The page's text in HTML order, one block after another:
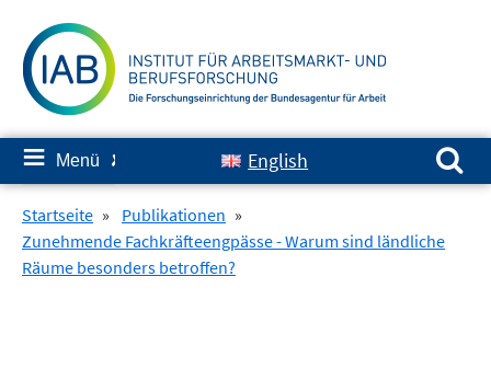
zum
Inhalt
≡ Menü ✘ English
Suchen nach:
Startseite » Publikationen »
Zunehmende Fachkräfteengpässe - Warum sind ländliche
Räume besonders betroffen?